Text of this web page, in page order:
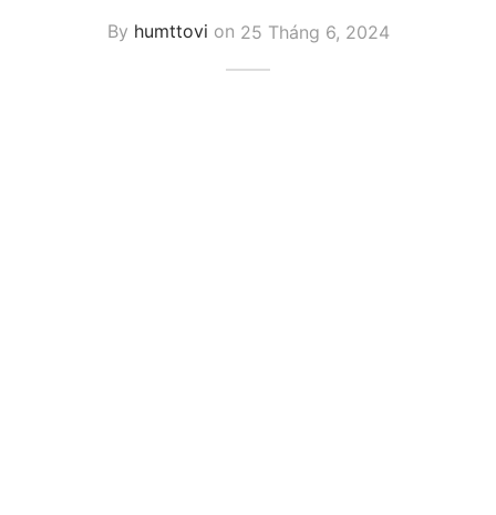
By humttovi on 25 Tháng 6, 2024